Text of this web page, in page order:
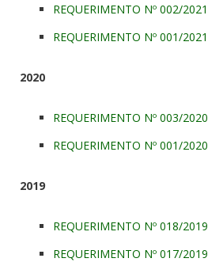
REQUERIMENTO Nº 002/2021
REQUERIMENTO Nº 001/2021
2020
REQUERIMENTO Nº 003/2020
REQUERIMENTO Nº 001/2020
2019
REQUERIMENTO Nº 018/2019
REQUERIMENTO Nº 017/2019